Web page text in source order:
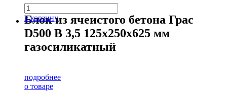
в корзину
Блок из ячеистого бетона Грас
D500 В 3,5 125х250х625 мм
газосиликатный
подробнее
о товаре